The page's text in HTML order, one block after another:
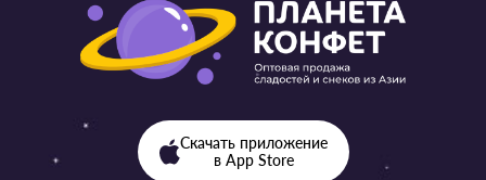
Скачать приложение
в App Store